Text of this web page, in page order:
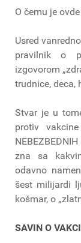
O čemu je
Usred
pravilnik o
izgovorom
trudnice,
Stvar je u
protiv
zna sa
odavno
šest milijardi
košmar, o
SAVIN O